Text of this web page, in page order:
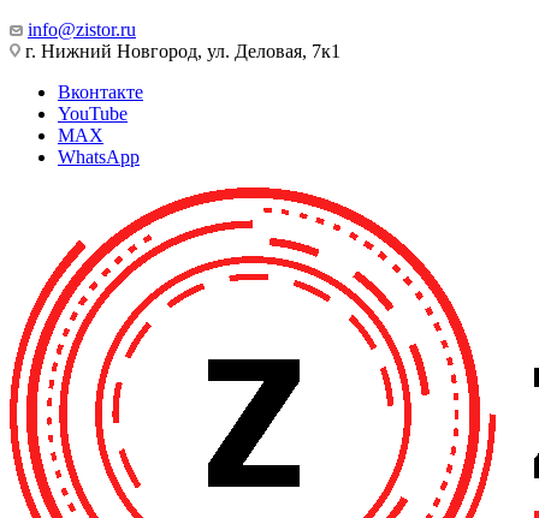
info@zistor.ru
г. Нижний Новгород, ул. Деловая, 7к1
Вконтакте
YouTube
MAX
WhatsApp